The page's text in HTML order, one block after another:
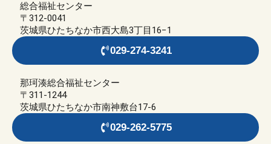
総合福祉センター
〒312-0041
茨城県ひたちなか市西大島3丁目16−1
029-274-3241
那珂湊総合福祉センター
〒311-1244
茨城県ひたちなか市南神敷台17-6
029-262-5775